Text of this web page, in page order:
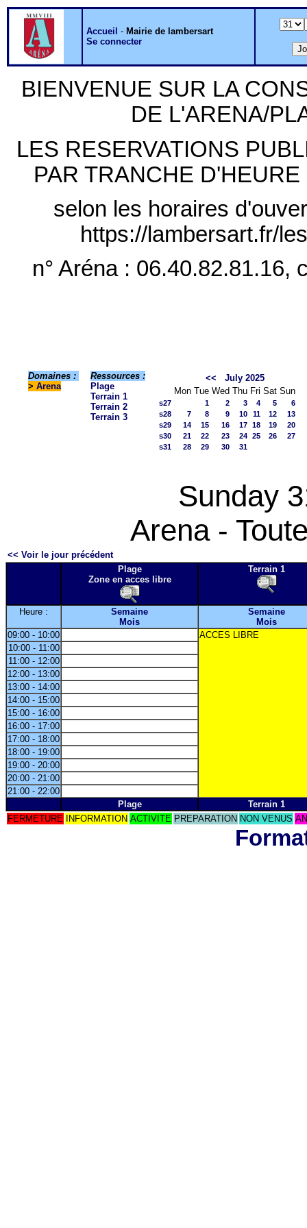
Accueil - Mairie de lambersart
Se connecter
BIENVENUE SUR LA
DE L'ARENA/
LES RESERVATIONS
PAR TRANCHE
selon les horaires
https://lambersart.fr/
n° Aréna : 06.40.82.81.16,
Domaines :
> Arena
Ressources :
Plage
Terrain 1
Terrain 2
Terrain 3
<<
July 2025
Mon Tue Wed Thu Fri Sat Sun
s27 1 2 3 4 5
6
s28
7 8 9 10 11 12
13
s29
14 15 16 17 18 19
20
s30
21 22 23 24 25 26
27
s31
28 29 30 31
Sunday
Arena -
<< Voir le jour précédent
Plage
Zone en acces libre
Terrain 1
Heure :
Semaine
Mois
Semaine
Mois
09:00 - 10:00
ACCES LIBRE
10:00 - 11:00
11:00 - 12:00
12:00 - 13:00
13:00 - 14:00
14:00 - 15:00
15:00 - 16:00
16:00 - 17:00
17:00 - 18:00
18:00 - 19:00
19:00 - 20:00
20:00 - 21:00
21:00 - 22:00
Plage
Terrain 1
FERMETURE
INFORMATION ACTIVITE PREPARATION NON VENUS